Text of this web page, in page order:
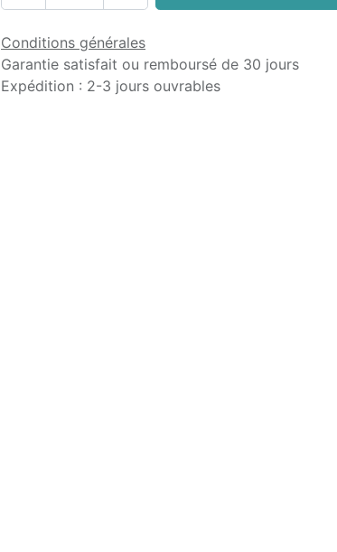
Conditions générales
Garantie satisfait ou remboursé de 30 jours
Expédition : 2-3 jours ouvrables